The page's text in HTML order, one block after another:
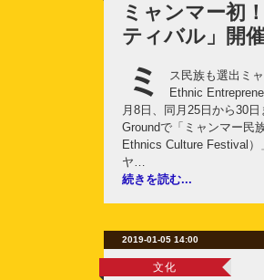
ミャンマー初
ティバル」開
ミ
ス民族も選出ミ
Ethnic
月8日、同月25日から30
Groundで「ミャンマー民
Ethnics Culture Festival
ヤ…
続きを読む...
2019-01-05 14:00
文化